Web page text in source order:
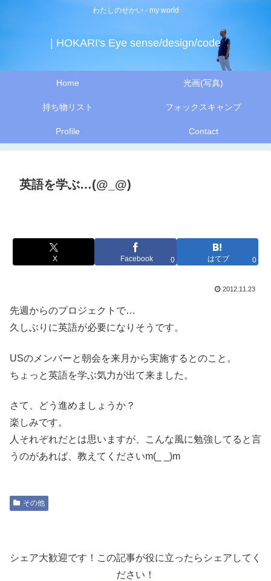
わたしのせかい - my world
| HOKARI's Eye sense/design/code
Home 光画(写真)
持ち物リスト フォックスキャンプ
Profile Contact
英語を学ぶ…(@_@)
X Facebook 0 はてブ 0
2012.11.23
先週からのプロジェクトで…
久しぶりに英語が必要になりそうです。
USのメンバーと朝会を来月から実施するとのこと。
ちょっと英語を学ぶ気力が出て来ました。
さて、どう進めましょうか？
楽しみです。
人それぞれだとは思いますが、こんな風に勉強してると言
うのがあれば、教えてくださいm(_ _)m
その他
シェア大歓迎です！この記事が役に立ったらシェアしてく
ださい！